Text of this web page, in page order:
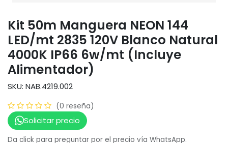
Kit 50m Manguera NEON 144
LED/mt 2835 120V Blanco Natural
4000K IP66 6w/mt (Incluye
Alimentador)
SKU: NAB.4219.002
(0 reseña)
Solicitar precio
Da click para preguntar por el precio vía WhatsApp.